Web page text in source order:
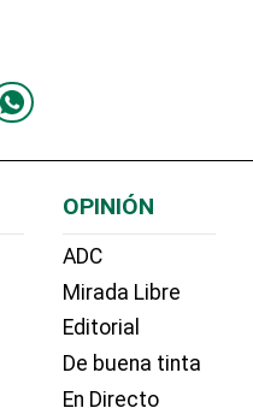
OPINIÓN
ADC
Mirada Libre
Editorial
De buena tinta
En Directo